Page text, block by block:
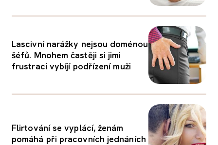
PORADNA
Lascivní narážky nejsou doménou
šéfů. Mnohem častěji si jimi
frustraci vybíjí podřízení muži
Flirtování se vyplácí, ženám
pomáhá při pracovních jednáních